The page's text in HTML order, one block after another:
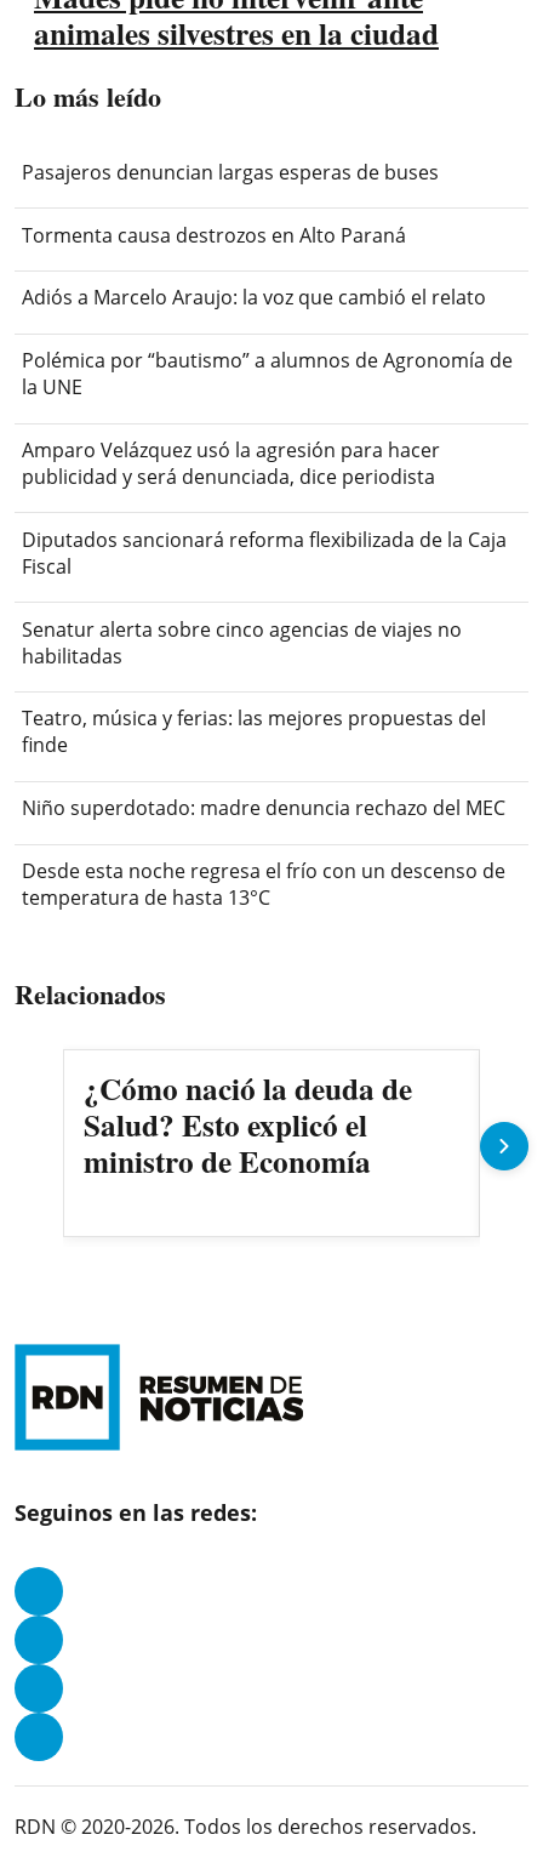
animales silvestres en la ciudad
Lo más leído
Pasajeros denuncian largas esperas de buses
Tormenta causa destrozos en Alto Paraná
Adiós a Marcelo Araujo: la voz que cambió el relato
Polémica por “bautismo” a alumnos de Agronomía de
la UNE
Amparo Velázquez usó la agresión para hacer
publicidad y será denunciada, dice periodista
Diputados sancionará reforma flexibilizada de la Caja
Fiscal
Senatur alerta sobre cinco agencias de viajes no
habilitadas
Teatro, música y ferias: las mejores propuestas del
finde
Niño superdotado: madre denuncia rechazo del MEC
Desde esta noche regresa el frío con un descenso de
temperatura de hasta 13°C
Relacionados
¿Cómo nació la deuda de
Salud? Esto explicó el
ministro de Economía
Seguinos en las redes:
RDN © 2020-2026. Todos los derechos reservados.